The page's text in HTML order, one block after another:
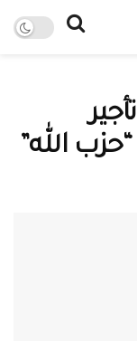
الله”